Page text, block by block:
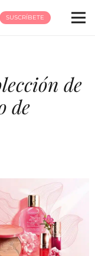
SUSCRÍBETE
de
de